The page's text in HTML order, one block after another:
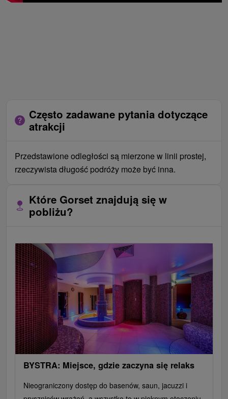
Często zadawane pytania dotyczące
atrakcji
Przedstawione odległości są mierzone w linii prostej,
rzeczywista długość podróży może być inna.
Które Gorset znajdują się w
pobliżu?
BYSTRA: Miejsce, gdzie zaczyna się relaks
Nieograniczony dostęp do basenów, saun, jacuzzi i